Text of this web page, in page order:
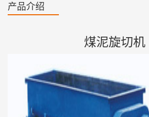
产品介绍
煤泥旋切机